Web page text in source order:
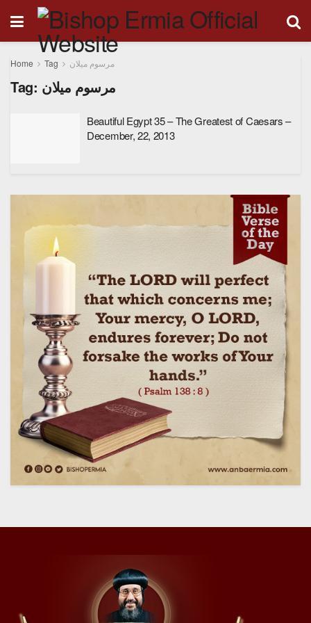
Home Tag مرسوم ميلان
Tag: مرسوم ميلان
Beautiful Egypt 35 – The Greatest of Caesars –
December, 22, 2013